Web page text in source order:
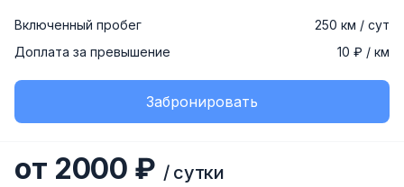
Включенный пробег
250 км / сут
Доплата за превышение
10 ₽ / км
Забронировать
от 2000 ₽ / сутки